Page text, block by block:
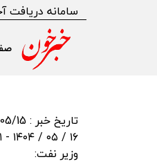
سامانه دریافت
تاریخ خبر : 1404/05/15 - 23:41:41
۱۶ / ۰۵ / ۱۴۰۴ - ۰۰:۴۱:۴۱
وزیر نفت: